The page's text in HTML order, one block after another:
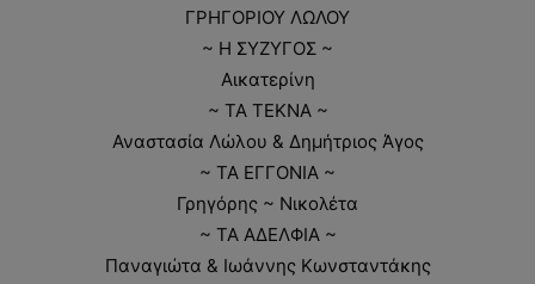
ΓΡΗΓΟΡΙΟΥ ΛΩΛΟΥ
~ Η ΣΥΖΥΓΟΣ ~
Αικατερίνη
~ ΤΑ ΤΕΚΝΑ ~
Αναστασία Λώλου & Δημήτριος Άγος
~ ΤΑ ΕΓΓΟΝΙΑ ~
Γρηγόρης ~ Νικολέτα
~ ΤΑ ΑΔΕΛΦΙΑ ~
Παναγιώτα & Ιωάννης Κωνσταντάκης